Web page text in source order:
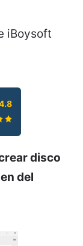
iBoysoft
disco
del